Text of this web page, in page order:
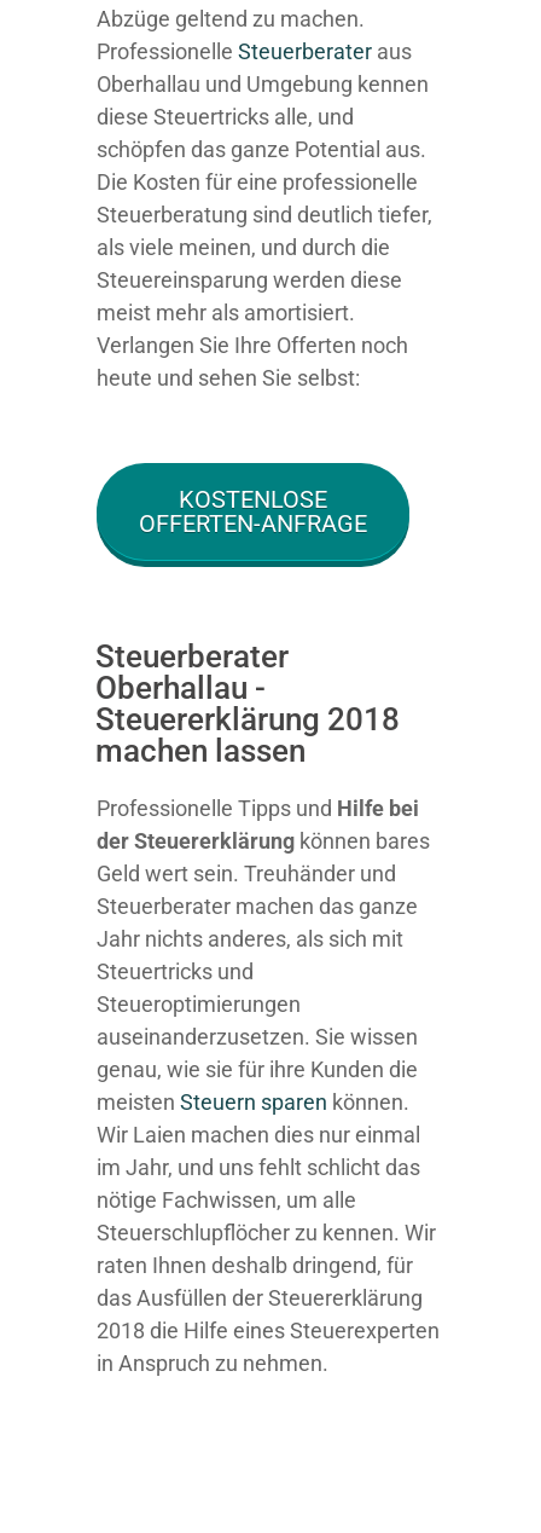
Abzüge geltend zu machen.
Professionelle Steuerberater aus
Oberhallau und Umgebung kennen
diese Steuertricks alle, und
schöpfen das ganze Potential aus.
Die Kosten für eine professionelle
Steuerberatung sind deutlich tiefer,
als viele meinen, und durch die
Steuereinsparung werden diese
meist mehr als amortisiert.
Verlangen Sie Ihre Offerten noch
heute und sehen Sie selbst:
KOSTENLOSE
OFFERTEN-ANFRAGE
Steuerberater
Oberhallau -
Steuererklärung 2018
machen lassen
Professionelle Tipps und Hilfe bei
der Steuererklärung können bares
Geld wert sein. Treuhänder und
Steuerberater machen das ganze
Jahr nichts anderes, als sich mit
Steuertricks und
Steueroptimierungen
auseinanderzusetzen. Sie wissen
genau, wie sie für ihre Kunden die
meisten Steuern sparen können.
Wir Laien machen dies nur einmal
im Jahr, und uns fehlt schlicht das
nötige Fachwissen, um alle
Steuerschlupflöcher zu kennen. Wir
raten Ihnen deshalb dringend, für
das Ausfüllen der Steuererklärung
2018 die Hilfe eines Steuerexperten
in Anspruch zu nehmen.